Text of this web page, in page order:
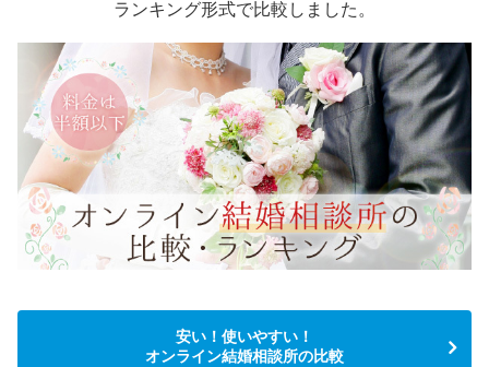
ランキング形式で比較しました。
安い！使いやすい！
オンライン結婚相談所の比較